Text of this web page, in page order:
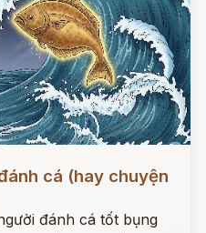
cá (hay chuyện
đánh cá tốt bụng